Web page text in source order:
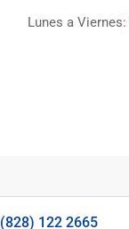
Lunes a Viernes:
(828) 122 2665